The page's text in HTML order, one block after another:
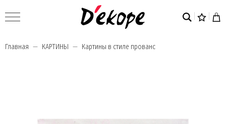
Главная КАРТИНЫ Картины в стиле прованс